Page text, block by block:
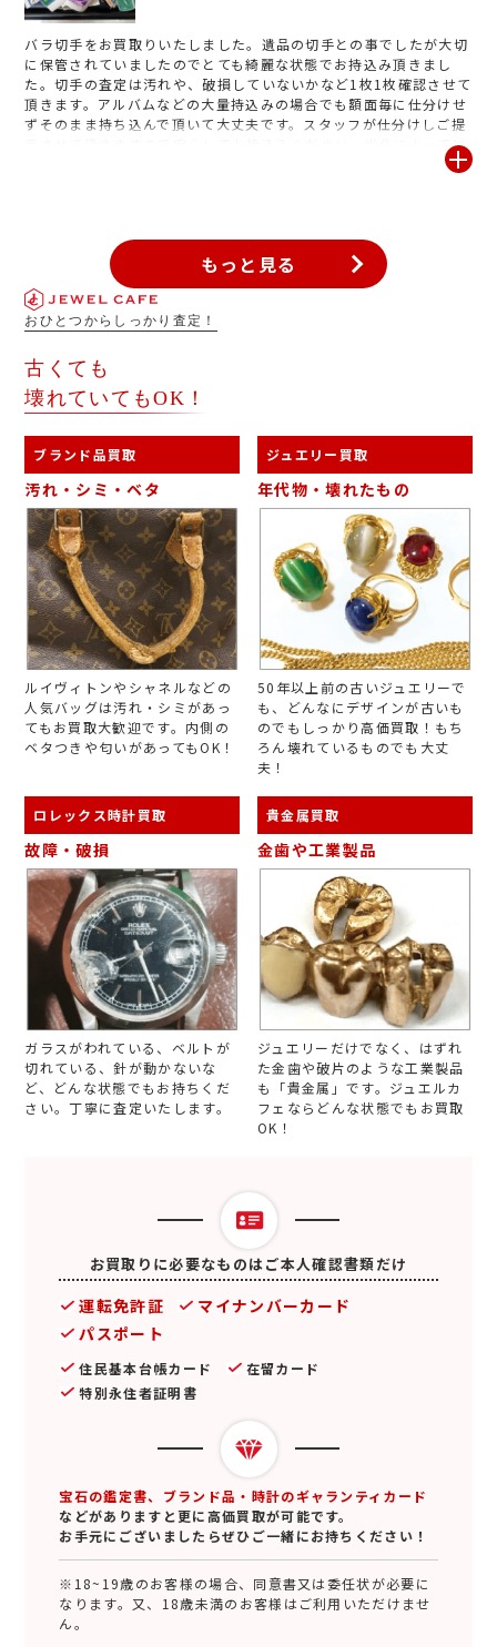
バラ切手をお買取りいたしました。遺品の切手との事でしたが大切
に保管されていましたのでとても綺麗な状態でお持込み頂きまし
た。切手の査定は汚れや、破損していないかなど1枚1枚確認させて
頂きます。アルバムなどの大量持込みの場合でも額面毎に仕分けせ
ずそのまま持ち込んで頂いて大丈夫です。スタッフが仕分けしご提
示させて頂きますので安心してお持込みください。劣化によっては
もっと見る
おひとつからしっかり査定！
古くても
壊れていてもOK！
ブランド品買取
汚れ・シミ・ベタ
ルイヴィトンやシャネルなどの
人気バッグは汚れ・シミがあっ
てもお買取大歓迎です。内側の
ベタつきや匂いがあってもOK！
ジュエリー買取
年代物・壊れたもの
50年以上前の古いジュエリーで
も、どんなにデザインが古いも
のでもしっかり高価買取！もち
ろん壊れているものでも大丈
夫！
ロレックス時計買取
故障・破損
ガラスがわれている、ベルトが
切れている、針が動かないな
ど、どんな状態でもお持ちくだ
さい。丁寧に査定いたします。
貴金属買取
金歯や工業製品
ジュエリーだけでなく、はずれ
た金歯や破片のような工業製品
も「貴金属」です。ジュエルカ
フェならどんな状態でもお買取
OK！
お買取りに必要なものはご本人確認書類だけ
運転免許証
マイナンバーカード
パスポート
住民基本台帳カード
在留カード
特別永住者証明書
宝石の鑑定書、ブランド品・時計のギャランティカード
などがありますと更に高価買取が可能です。
お手元にございましたらぜひご一緒にお持ちください！
※18~19歳のお客様の場合、同意書又は委任状が必要に
なります。又、18歳未満のお客様はご利用いただけませ
ん。